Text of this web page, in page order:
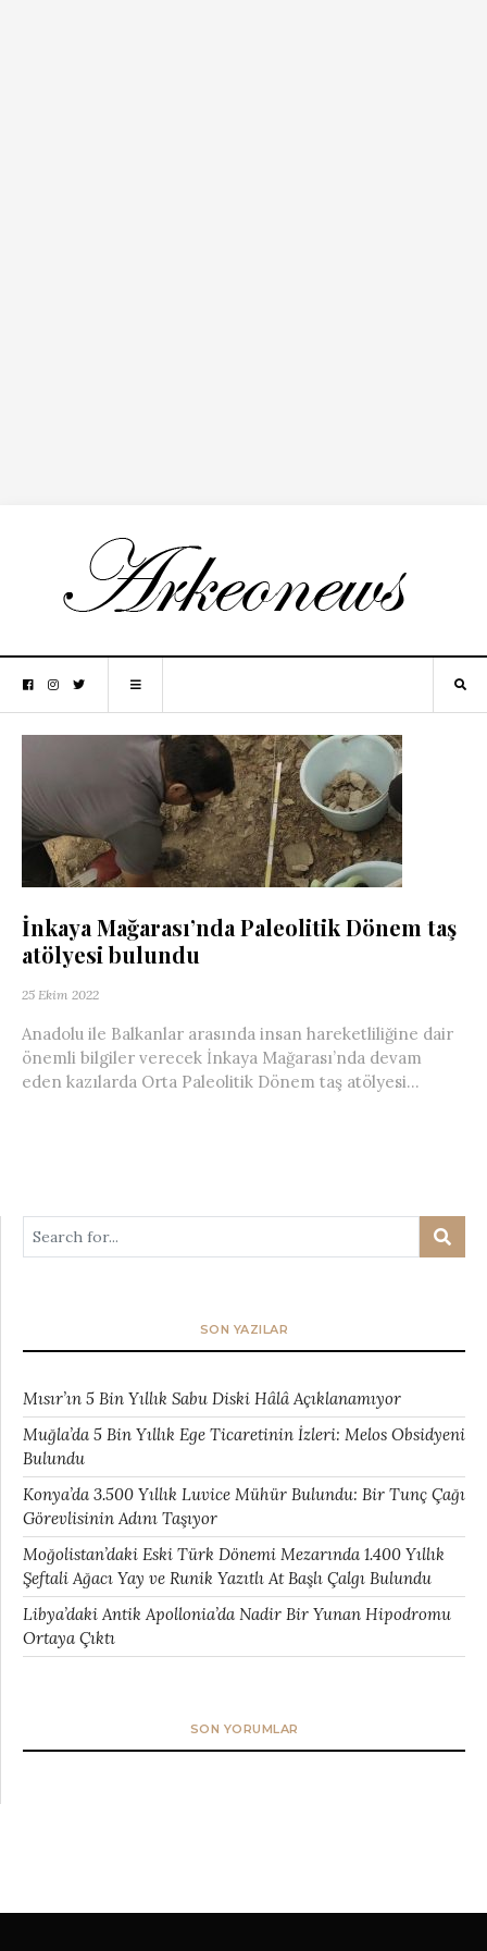
İnkaya Mağarası’nda Paleolitik Dönem taş
atölyesi bulundu
25 Ekim 2022
Anadolu ile Balkanlar arasında insan hareketliliğine dair
önemli bilgiler verecek İnkaya Mağarası’nda devam
eden kazılarda Orta Paleolitik Dönem taş atölyesi...
SON YAZILAR
Mısır’ın 5 Bin Yıllık Sabu Diski Hâlâ Açıklanamıyor
Muğla’da 5 Bin Yıllık Ege Ticaretinin İzleri: Melos Obsidyeni
Bulundu
Konya’da 3.500 Yıllık Luvice Mühür Bulundu: Bir Tunç Çağı
Görevlisinin Adını Taşıyor
Moğolistan’daki Eski Türk Dönemi Mezarında 1.400 Yıllık
Şeftali Ağacı Yay ve Runik Yazıtlı At Başlı Çalgı Bulundu
Libya’daki Antik Apollonia’da Nadir Bir Yunan Hipodromu
Ortaya Çıktı
SON YORUMLAR